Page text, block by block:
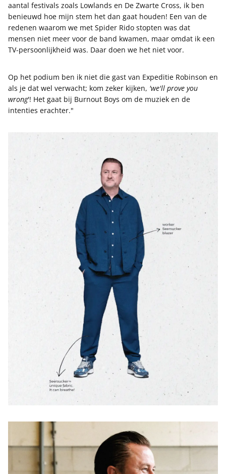
aantal festivals zoals Lowlands en De Zwarte Cross, ik ben
benieuwd hoe mijn stem het dan gaat houden! Een van de
redenen waarom we met Spider Rido stopten was dat
mensen niet meer voor de band kwamen, maar omdat ik een
TV-persoonlijkheid was. Daar doen we het niet voor.
Op het podium ben ik niet die gast van Expeditie Robinson en
als je dat wel verwacht; kom zeker kijken, 'we'll prove you
wrong'! Het gaat bij Burnout Boys om de muziek en de
intenties erachter."